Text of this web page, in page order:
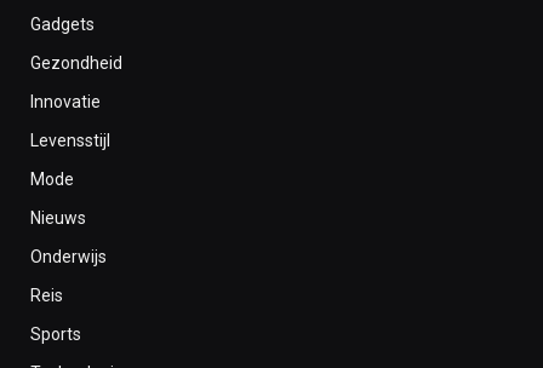
Gadgets
Gezondheid
Innovatie
Levensstijl
Mode
Nieuws
Onderwijs
Reis
Sports